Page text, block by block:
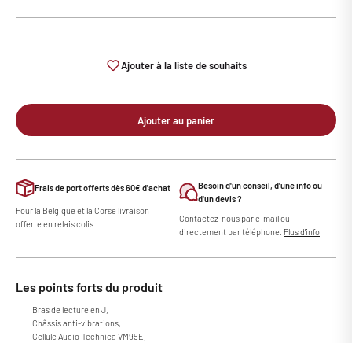
Ajouter à la liste de souhaits
Ajouter au panier
Frais de port offerts dès 60€ d'achat
Pour la Belgique et la Corse livraison
offerte en relais colis
Besoin d'un conseil, d'une info ou
d'un devis ?
Contactez-nous par e-mail ou
directement par téléphone. Plus d'info
Les points forts du produit
Bras de lecture en J,
Châssis anti-vibrations,
Cellule Audio-Technica VM95E,